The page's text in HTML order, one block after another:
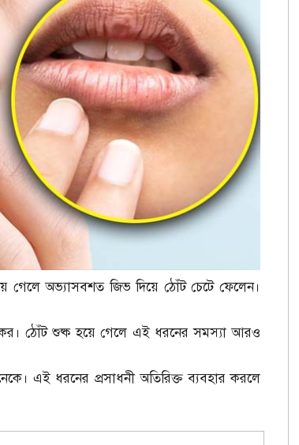
অভ্যাসবশত জিভ দিয়ে ঠোঁট চেটে ফেলেন।
ঠোঁট শুষ্ক হয়ে গেলে এই ধরনের সমস্যা আরও
এই ধরনের প্রসাধনী অতিরিক্ত ব্যবহার করলে